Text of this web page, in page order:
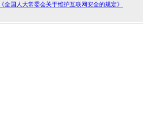
全国人大常委会关于维护互联网安全的规定》